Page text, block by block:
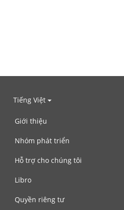
Tiếng Việt
Giới thiệu
Nhóm phát triển
Hỗ trợ cho chúng tôi
Libro
Quyền riêng tư